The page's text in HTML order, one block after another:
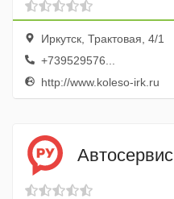
Иркутск, Трактовая, 4/1
+739529576...
http://www.koleso-irk.ru
Автосервис